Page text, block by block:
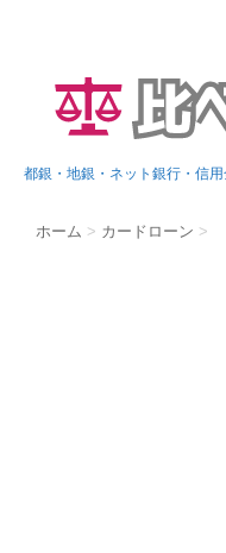
都銀・地銀・ネット銀行・信
ホーム > カードローン >